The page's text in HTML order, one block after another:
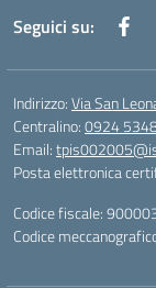
Seguici su:
Indirizzo:Via San
Centralino:0924
Email:
Posta elettronica
Codice fiscale:
Codice